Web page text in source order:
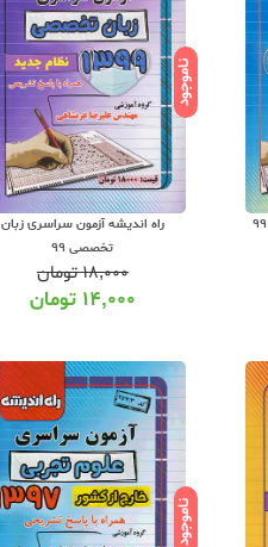
راه اندیشه آزمون سراسری تجربی 99
ناموجود
راه اندیشه آزمون سراسری زبان
تخصصی 99
۱۸,۰۰۰تومان
۱۴,۰۰۰ تومان
ناموجود